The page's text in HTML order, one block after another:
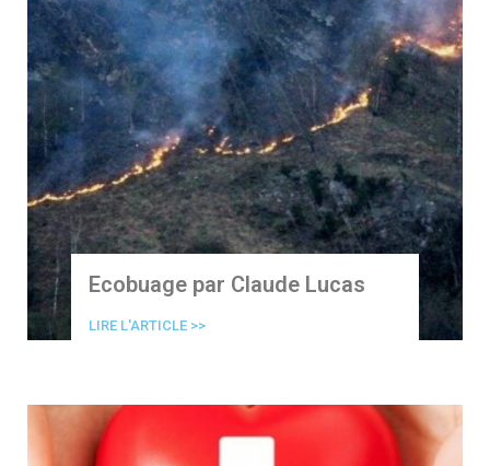
Ecobuage par Claude Lucas
LIRE L'ARTICLE >>